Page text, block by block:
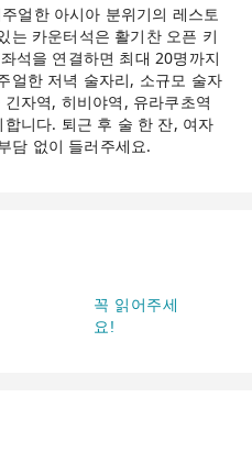
얼한 아시아 분위기의 레스토
는 카운터석은 활기찬 오픈 키
석을 연결하면 최대 20명까지
얼한 저녁 술자리, 소규모 술자
자역, 히비야역, 유라쿠초역
니다. 퇴근 후 술 한 잔, 여자
담 없이 들러주세요.
꼭 읽어주세
요!